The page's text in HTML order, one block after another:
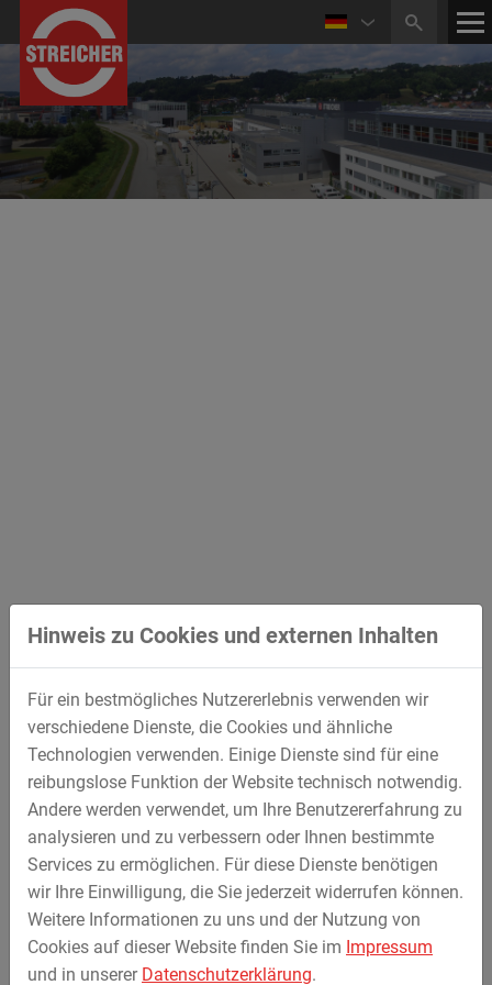
Virtuelle Termine
Aktuell gibt es keine Termine.
MAX STREICHER GmbH & Co.
Kommanditgesellschaft auf Aktien
Schwaigerbreite 17
94469 Deggendorf
Deutschland
Hinweis zu Cookies und externen Inhalten
Für ein bestmögliches Nutzererlebnis verwenden wir
verschiedene Dienste, die Cookies und ähnliche
Technologien verwenden. Einige Dienste sind für eine
reibungslose Funktion der Website technisch notwendig.
Andere werden verwendet, um Ihre Benutzererfahrung zu
analysieren und zu verbessern oder Ihnen bestimmte
Services zu ermöglichen. Für diese Dienste benötigen
wir Ihre Einwilligung, die Sie jederzeit widerrufen können.
Weitere Informationen zu uns und der Nutzung von
Cookies auf dieser Website finden Sie im Impressum
und in unserer Datenschutzerklärung.